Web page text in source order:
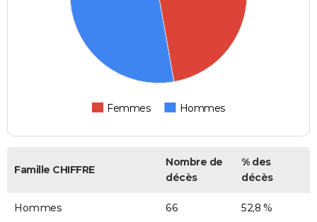
Femmes Hommes
Famille CHIFFRE
Nombre de
décès
% des
décès
Hommes 66 52,8 %